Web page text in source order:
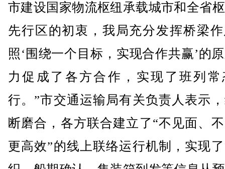
市建设国家物流枢纽承载城市和全省
先行区的初衷，我局充分发挥桥梁
照‘围绕一个目标，实现合作共赢’的
力促成了各方合作，实现了班列常
行。”市交通运输局有关负责人表示
断磨合，各方联合建立了“不见面、
更高效”的线上联络运行机制，实现